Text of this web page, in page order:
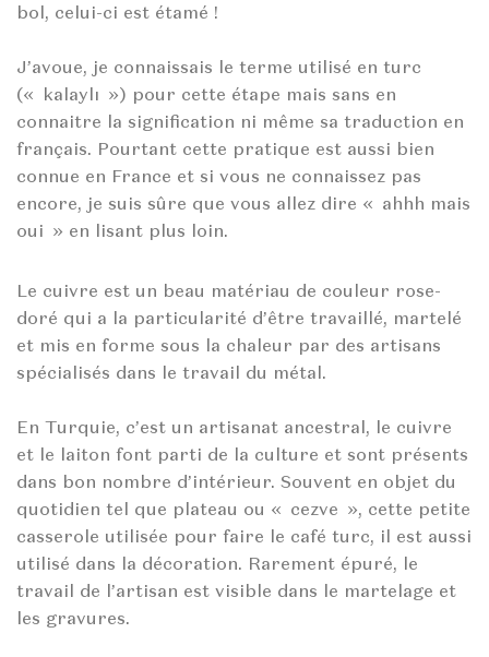
bol, celui-ci est étamé !
J’avoue, je connaissais le terme utilisé en turc
(« kalaylı ») pour cette étape mais sans en
connaitre la signification ni même sa traduction en
français. Pourtant cette pratique est aussi bien
connue en France et si vous ne connaissez pas
encore, je suis sûre que vous allez dire « ahhh mais
oui » en lisant plus loin.
Le cuivre est un beau matériau de couleur rose-
doré qui a la particularité d’être travaillé, martelé
et mis en forme sous la chaleur par des artisans
spécialisés dans le travail du métal.
En Turquie, c’est un artisanat ancestral, le cuivre
et le laiton font parti de la culture et sont présents
dans bon nombre d’intérieur. Souvent en objet du
quotidien tel que plateau ou « cezve », cette petite
casserole utilisée pour faire le café turc, il est aussi
utilisé dans la décoration. Rarement épuré, le
travail de l’artisan est visible dans le martelage et
les gravures.